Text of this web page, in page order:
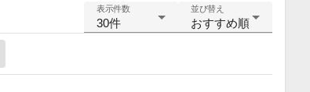
表示件数
30件
並び替え
おすすめ順